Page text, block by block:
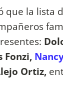
que la lista
Fonzi,
Ortiz,